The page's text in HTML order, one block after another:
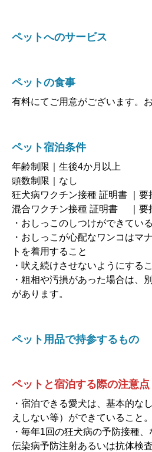
ペットへのサービス
ペットの食事
有料にてご用意がございます。
ペット宿泊条件
年齢制限｜生後4か月以上
頭数制限｜なし
狂犬病ワクチン接種 証明書 ｜要
混合ワクチン接種 証明書 ｜要
・おしっこのしつけができてい
・おしっこが心配なワンコはマ
トを着用すること
・吠え続けさせないようにする
・粗相や汚損があった場合は、
があります。
ペット用品で持参するもの
ペットと宿泊する際の注意点
・宿泊できる愛犬は、基本的な
えしない等）ができていること。
・毎年1回の狂犬病の予防接種
伝染病予防注射あるいは抗体検